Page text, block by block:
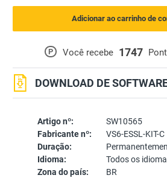
Artigo nº:
SW10565
Fabricante nº:
VS6-ESSL-KIT-C
Duração:
Idioma:
Todos os
Zona do país:
BR
P Você recebe 1747
DOWNLOAD DE
Adicionar ao carrinho de